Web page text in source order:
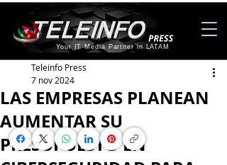
Your IT Media Partner in LATAM
LAS EMPRESAS PLANEAN
AUMENTAR SU
PRESUPUESTO EN
Teleinfo Press
7 nov 2024